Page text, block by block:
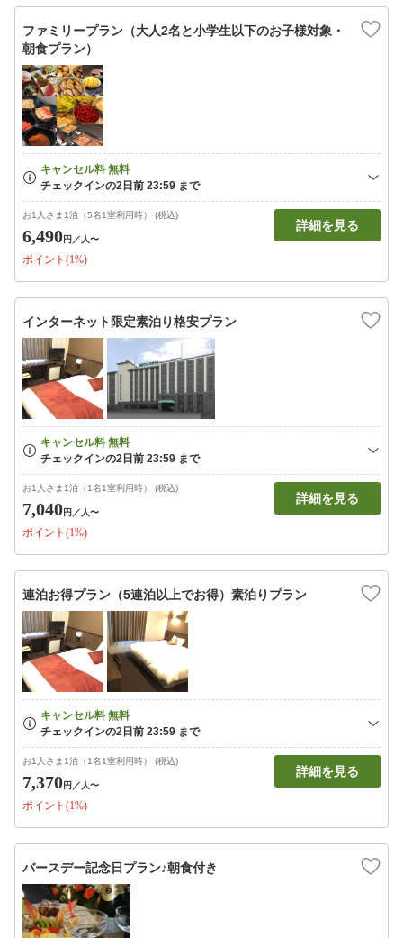
ファミリープラン（大人2名と小学生以下のお子様対象・
朝食プラン）
お1人さま1泊（5名1室利用時） (税込)
6,490円 ／人〜
ポイント(1%)
詳細を見る
インターネット限定素泊り格安プラン
お1人さま1泊（1名1室利用時） (税込)
7,040円 ／人〜
ポイント(1%)
詳細を見る
連泊お得プラン（5連泊以上でお得）素泊りプラン
お1人さま1泊（1名1室利用時） (税込)
7,370円 ／人〜
ポイント(1%)
詳細を見る
バースデー記念日プラン♪朝食付き